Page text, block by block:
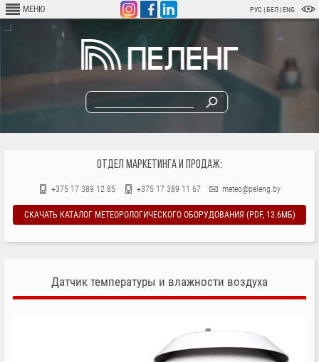
Перейти
основному
МЕНЮ РУС |БЕЛ |ENG
ОТДЕЛ МАРКЕТИНГА И ПРОДАЖ:
+375 17 389 12 85 +375 17 389 11 67 meteo@peleng.by
СКАЧАТЬ КАТАЛОГ МЕТЕОРОЛОГИЧЕСКОГО ОБОРУДОВАНИЯ (PDF, 13.6МБ)
Датчик температуры и влажности воздуха